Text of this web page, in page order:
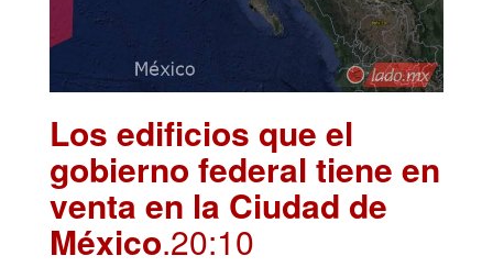
Los edificios que el
gobierno federal tiene en
venta en la Ciudad de
México.20:10